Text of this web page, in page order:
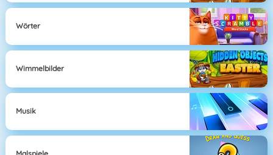
Wörter
Wimmelbilder
Musik